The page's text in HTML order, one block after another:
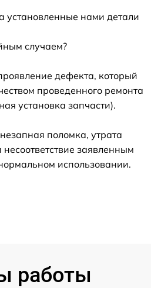
установленные нами детали
случаем?
дефекта, который
проведенного ремонта
установка запчасти).
поломка, утрата
несоответствие заявленным
использовании.
работы